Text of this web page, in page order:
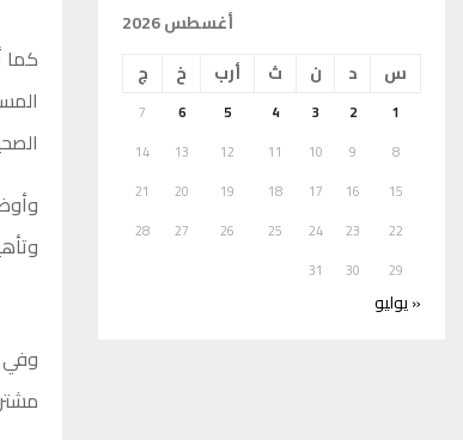
كما
وفي
أغسطس 2026
س
د ن ث أرب خ ج
1
2
3
4
5
6
7
8
9
10
11
12
13
14
15
16
17
18
19
20
21
22
23
24
25
26
27
28
29
30
31
« يوليو